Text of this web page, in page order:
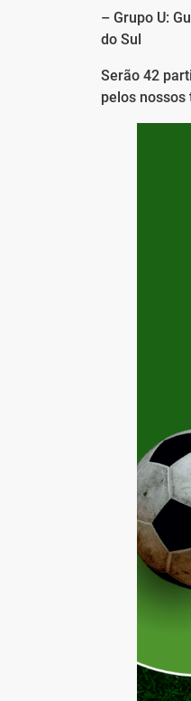
– Grupo U:
do Sul
Serão 42
pelos